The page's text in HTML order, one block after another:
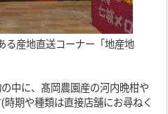
る産地直送コーナー「地産地
中に、髙岡農園産の河内晩柑や
期や種類は直接店舗にお尋ねく